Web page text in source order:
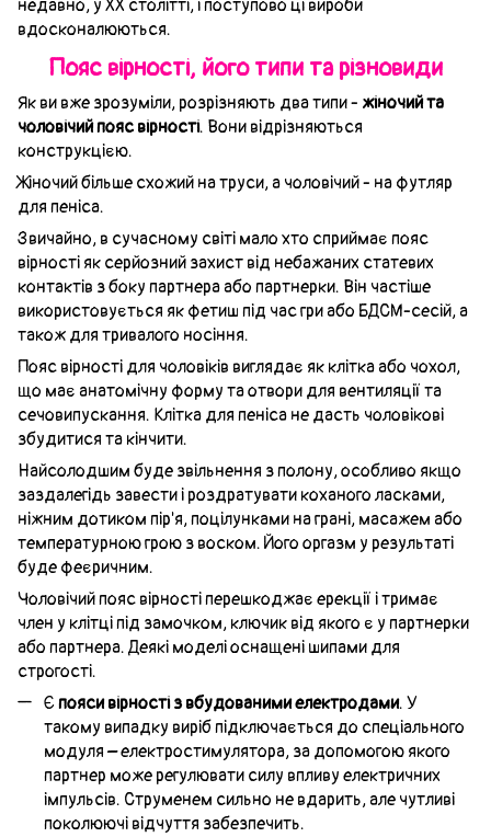
недавно, у ХХ столітті, і поступово ці вироби
вдосконалюються.
Пояс вірності, його типи та різновиди
Як ви вже зрозуміли, розрізняють два типи - жіночий та
чоловічий пояс вірності. Вони відрізняються
конструкцією.
Жіночий більше схожий на труси, а чоловічий - на футляр
для пеніса.
Звичайно, в сучасному світі мало хто сприймає пояс
вірності як серйозний захист від небажаних статевих
контактів з боку партнера або партнерки. Він частіше
використовується як фетиш під час гри або БДСМ-сесій, а
також для тривалого носіння.
Пояс вірності для чоловіків виглядає як клітка або чохол,
що має анатомічну форму та отвори для вентиляції та
сечовипускання. Клітка для пеніса не дасть чоловікові
збудитися та кінчити.
Найсолодшим буде звільнення з полону, особливо якщо
заздалегідь завести і роздратувати коханого ласками,
ніжним дотиком пір'я, поцілунками на грані, масажем або
температурною грою з воском. Його оргазм у результаті
буде феєричним.
Чоловічий пояс вірності перешкоджає ерекції і тримає
член у клітці під замочком, ключик від якого є у партнерки
або партнера. Деякі моделі оснащені шипами для
строгості.
Єпояси вірності з вбудованими електродами. У
такому випадку виріб підключається до спеціального
модуля – електростимулятора, за допомогою якого
партнер може регулювати силу впливу електричних
імпульсів. Струменем сильно не вдарить, але чутливі
поколюючі відчуття забезпечить.